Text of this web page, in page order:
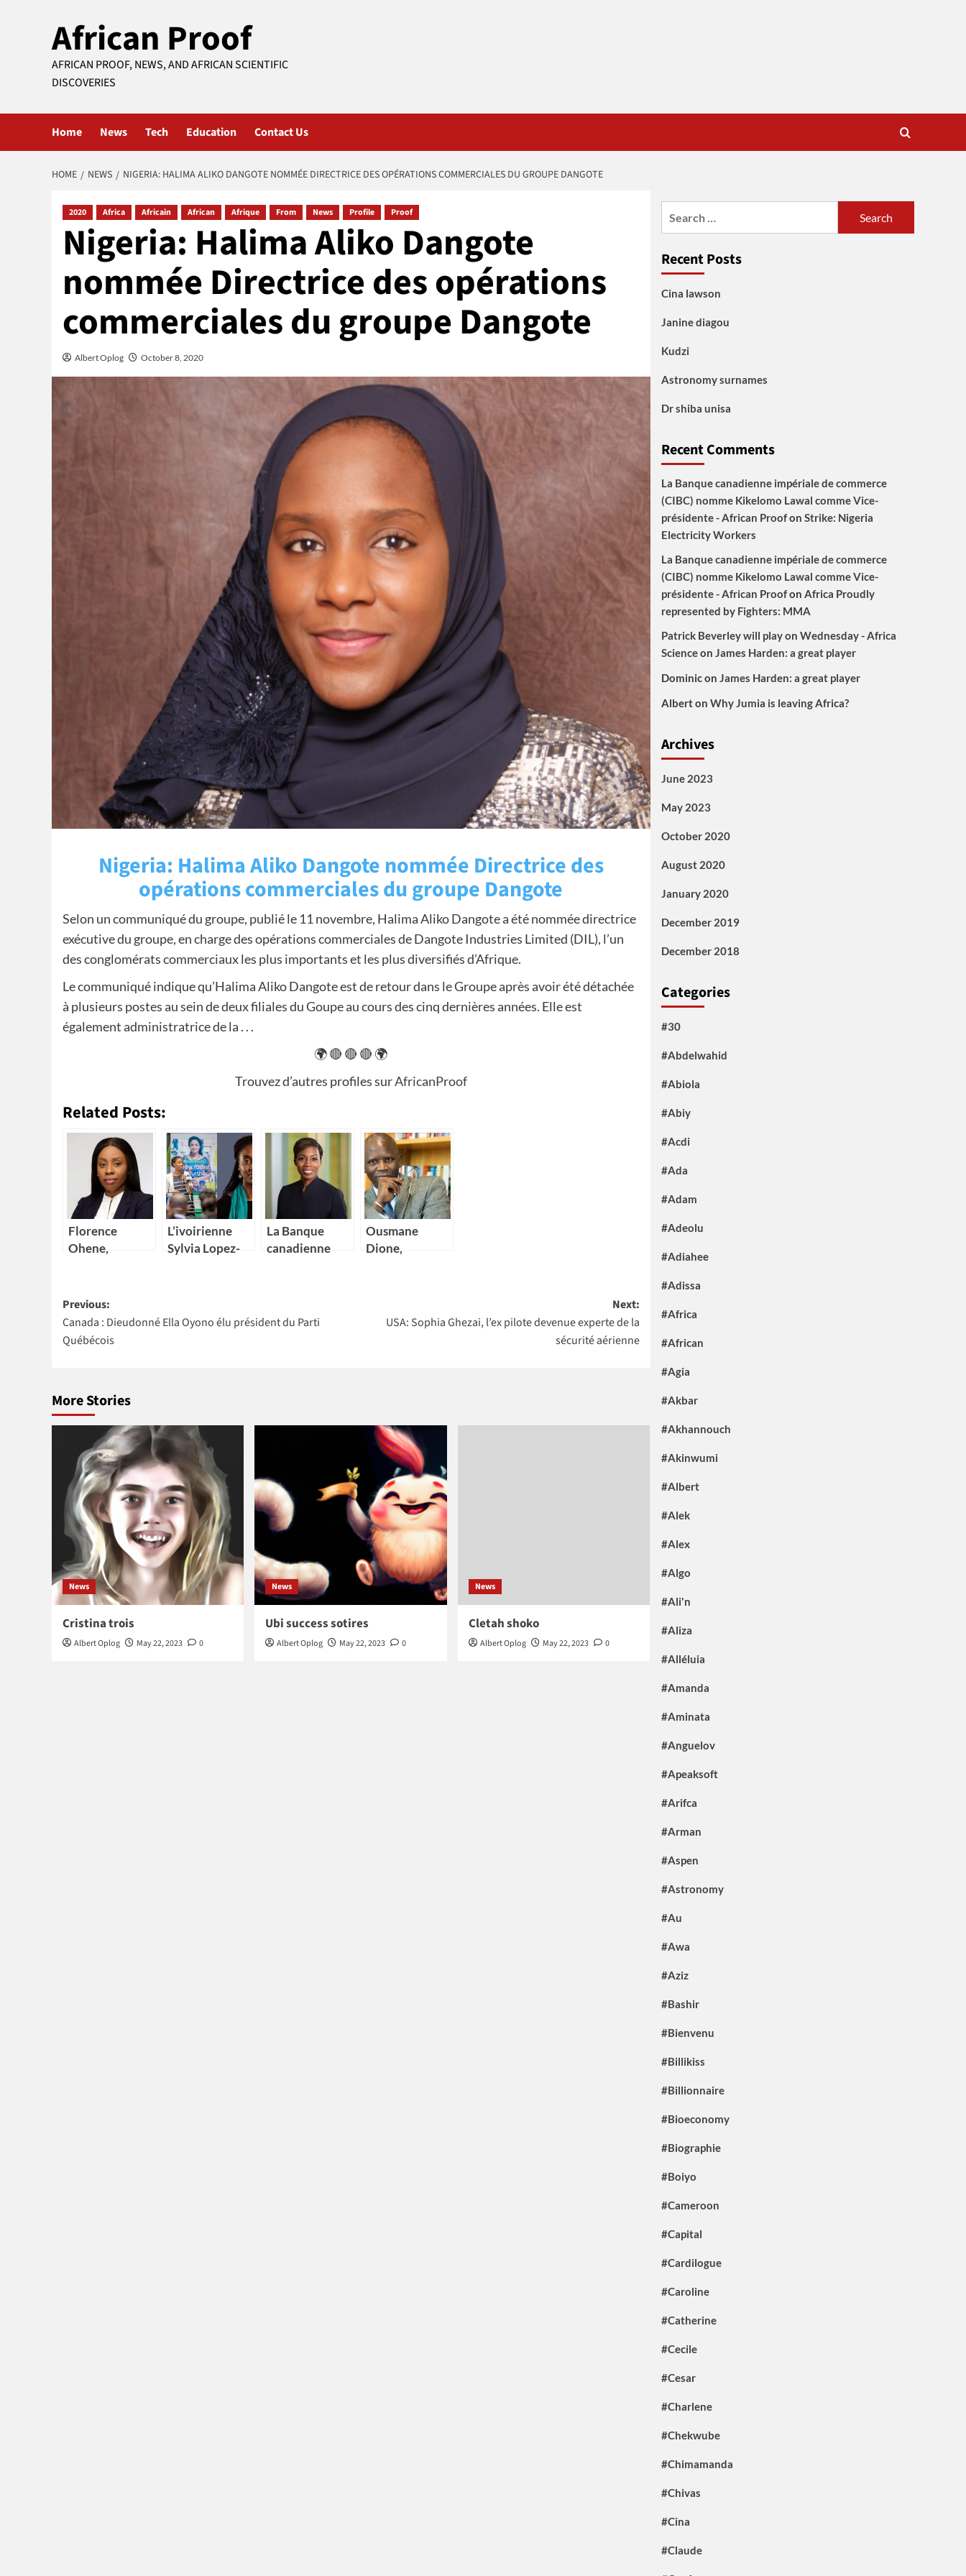
African Proof
AFRICAN PROOF, NEWS, AND AFRICAN SCIENTIFIC
DISCOVERIES
Home News Tech Education Contact Us
HOME NEWS NIGERIA: HALIMA ALIKO DANGOTE NOMMÉE DIRECTRICE DES OPÉRATIONS COMMERCIALES DU GROUPE DANGOTE
2020 Africa Africain African Afrique From News Profile Proof
Nigeria: Halima Aliko Dangote
nommée Directrice des opérations
commerciales du groupe Dangote
Albert Oplog October 8, 2020
Nigeria: Halima Aliko Dangote nommée Directrice des
opérations commerciales du groupe Dangote
Selon un communiqué du groupe, publié le 11 novembre, Halima Aliko Dangote a été nommée directrice
exécutive du groupe, en charge des opérations commerciales de Dangote Industries Limited (DIL), l’un
des conglomérats commerciaux les plus importants et les plus diversifiés d’Afrique.
Le communiqué indique qu’Halima Aliko Dangote est de retour dans le Groupe après avoir été détachée
à plusieurs postes au sein de deux filiales du Goupe au cours des cinq dernières années. Elle est
également administratrice de la . . .
🌍 🔴 🔴 🔴 🌍
Trouvez d’autres profiles surAfricanProof
Related Posts:
Florence
Ohene,
générale d’IBM
Ghana
L’ivoirienne
Sylvia Lopez-
Nations Unies
La Banque
canadienne
Kikelomo
Ousmane
Dione,
mondiale pour
Post
navigation
Previous:
Canada : Dieudonné Ella Oyono élu président du Parti
Québécois
Next:
USA: Sophia Ghezai, l’ex pilote devenue experte de la
sécurité aérienne
More Stories
News
Cristina trois
Albert Oplog May 22, 2023 0
News
Ubi success sotires
Albert Oplog May 22, 2023 0
News
Cletah shoko
Albert Oplog May 22, 2023 0
Recent Posts
Cina lawson
Janine diagou
Kudzi
Astronomy surnames
Dr shiba unisa
Recent Comments
La Banque canadienne impériale de commerce
(CIBC) nomme Kikelomo Lawal comme Vice-
présidente - African Proofon Strike: Nigeria
Electricity Workers
La Banque canadienne impériale de commerce
(CIBC) nomme Kikelomo Lawal comme Vice-
présidente - African Proofon Africa Proudly
represented by Fighters: MMA
Patrick Beverley will play on Wednesday - Africa
Scienceon James Harden: a great player
Dominicon James Harden: a great player
Alberton Why Jumia is leaving Africa?
Archives
June 2023
May 2023
October 2020
August 2020
January 2020
December 2019
December 2018
Categories
#30
#Abdelwahid
#Abiola
#Abiy
#Acdi
#Ada
#Adam
#Adeolu
#Adiahee
#Adissa
#Africa
#African
#Agia
#Akbar
#Akhannouch
#Akinwumi
#Albert
#Alek
#Alex
#Algo
#Ali'n
#Aliza
#Alléluia
#Amanda
#Aminata
#Anguelov
#Apeaksoft
#Arifca
#Arman
#Aspen
#Astronomy
#Au
#Awa
#Aziz
#Bashir
#Bienvenu
#Billikiss
#Billionnaire
#Bioeconomy
#Biographie
#Boiyo
#Cameroon
#Capital
#Cardilogue
#Caroline
#Catherine
#Cecile
#Cesar
#Charlene
#Chekwube
#Chimamanda
#Chivas
#Cina
#Claude